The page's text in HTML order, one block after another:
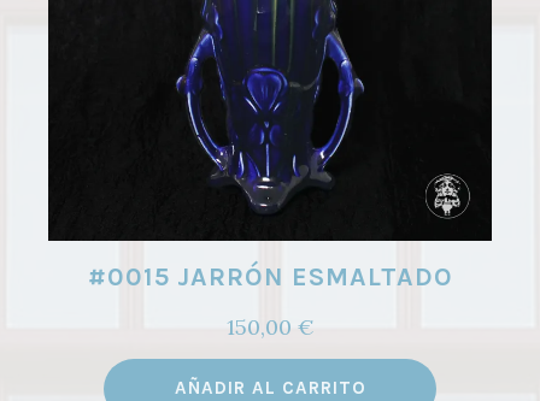
#0015 JARRÓN ESMALTADO
150,00 €
AÑADIR AL CARRITO